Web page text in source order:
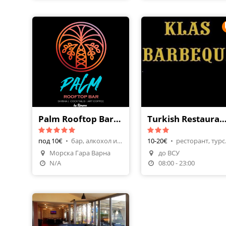
Palm Rooftop Bar by Djanam
под 10€ •
бар, алкохол и напитки
Морска Гара Варна
N/A
Направи Резервация
Turkish Restaurant Klas Barbeque
10-20€ •
до ВСУ
08:00 - 23:00